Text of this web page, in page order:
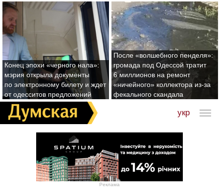
Конец эпохи «черного нала»:
мэрия открыла документы
по электронному билету и ждет
от одесситов предложений
После «волшебного пенделя»:
громада под Одессой тратит
6 миллионов на ремонт
«ничейного» коллектора из-за
фекального скандала
укр
Реклама